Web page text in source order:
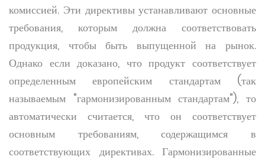
комиссией. Эти директивы устанавливают основные
требования, которым должна соответствовать
продукция, чтобы быть выпущенной на рынок.
Однако если доказано, что продукт соответствует
определенным европейским стандартам (так
называемым "гармонизированным стандартам"), то
автоматически считается, что он соответствует
основным требованиям, содержащимся в
соответствующих директивах. Гармонизированные